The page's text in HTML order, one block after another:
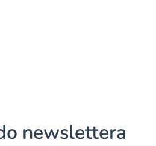
newslettera